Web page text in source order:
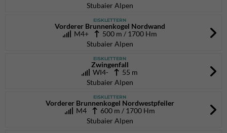
Stubaier Alpen
EISKLETTERN
Vorderer Brunnenkogel Nordwand
M4+ 500 m / 1700 Hm
Stubaier Alpen
EISKLETTERN
Zwingenfall
WI4-
55 m
Stubaier Alpen
EISKLETTERN
Vorderer Brunnenkogel Nordwestpfeiler
M4 600 m / 1700 Hm
Stubaier Alpen